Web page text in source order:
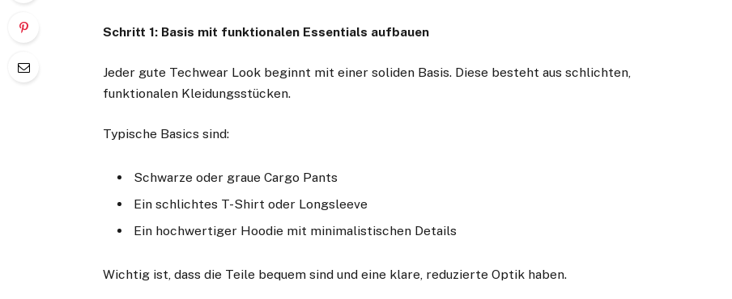
Schritt 1: Basis mit funktionalen Essentials aufbauen
Jeder gute Techwear Look beginnt mit einer soliden Basis. Diese besteht aus schlichten,
funktionalen Kleidungsstücken.
Typische Basics sind:
Schwarze oder graue Cargo Pants
Ein schlichtes T-Shirt oder Longsleeve
Ein hochwertiger Hoodie mit minimalistischen Details
Wichtig ist, dass die Teile bequem sind und eine klare, reduzierte Optik haben.